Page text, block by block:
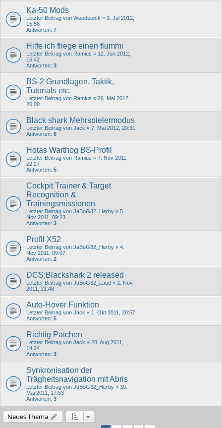
Ka-50 Mods
Letzter Beitrag von Woodstock « 3. Jul 2012,
15:56
Antworten: 7
Hilfe ich fliege einen flummi
Letzter Beitrag von Ramius « 12. Jun 2012,
16:42
Antworten: 3
BS-2 Grundlagen, Taktik,
Tutorials etc.
Letzter Beitrag von Ramius « 26. Mai 2012,
20:00
Black shark Mehrspielermodus
Letzter Beitrag von Jack « 7. Mai 2012, 20:31
Antworten: 6
Hotas Warthog BS-Profil
Letzter Beitrag von Ramius « 7. Nov 2011,
22:27
Antworten: 5
Cockpit Trainer & Target
Recognition &
Trainingsmissionen
Letzter Beitrag von JaBoG32_Herby « 5.
Nov 2011, 09:23
Antworten: 3
Profil X52
Letzter Beitrag von JaBoG32_Herby « 4.
Nov 2011, 09:07
Antworten: 2
DCS:Blackshark 2 released
Letzter Beitrag von JaBoG32_Laud « 2. Nov
2011, 21:48
Auto-Hover Funktion
Letzter Beitrag von Jack « 1. Okt 2011, 20:57
Antworten: 5
Richtig Patchen
Letzter Beitrag von Jack « 28. Aug 2011,
14:24
Antworten: 3
Synkronisation der
Trägheitsnavigation mit Abris
Letzter Beitrag von JaBoG32_Herby « 30.
Mai 2011, 17:53
Antworten: 3
Neues Thema